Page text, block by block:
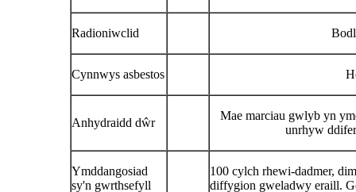
Radioniwclid
Cynnwys asbestos
Anhydraidd dŵr
Mae marciau gwlyb yn
unrhyw
Ymddangosiad
sy'n gwrthsefyll
100 cylch rhewi-dadmer,
diffygion gweladwy eraill.